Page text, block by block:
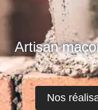
Artisan
Nos